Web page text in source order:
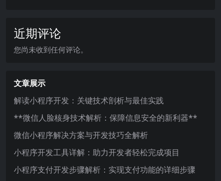
近期评论
您尚未收到任何评论。
文章展示
解读小程序开发：关键技术剖析与最佳实践
**微信人脸核身技术解析：保障信息安全的新利器**
微信小程序解决方案与开发技巧全解析
小程序开发工具详解：助力开发者轻松完成项目
小程序支付开发步骤解析：实现支付功能的详细步骤